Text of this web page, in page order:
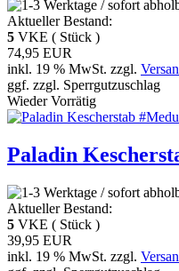
Aktueller Bestand:
5 VKE ( Stück )
74,95 EUR
inkl. 19 % MwSt. zzgl.
ggf. zzgl. Sperrgutzuschlag
Wieder Vorrätig
Paladin
Aktueller Bestand:
5 VKE ( Stück )
39,95 EUR
inkl. 19 % MwSt. zzgl.